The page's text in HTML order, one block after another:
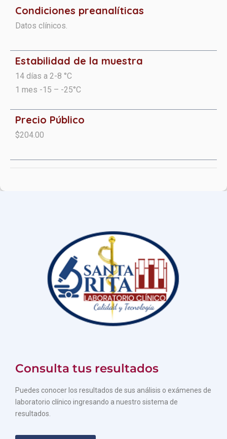
Condiciones preanalíticas​​​
Datos clínicos.
Estabilidad de la muestra
14 días a 2-8 °C
1 mes -15 – -25°C
Precio Público
$204.00
Consulta tus resultados
Puedes conocer los resultados de sus análisis o exámenes de
laboratorio clínico ingresando a nuestro sistema de
resultados.